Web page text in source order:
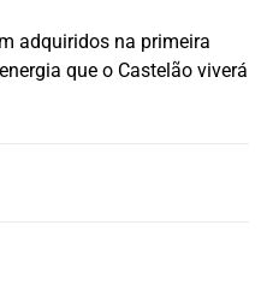
adquiridos na primeira
que o Castelão viverá